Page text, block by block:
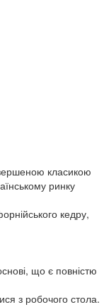
класикою
ринку
кедру,
що є повністю
з робочого стола.